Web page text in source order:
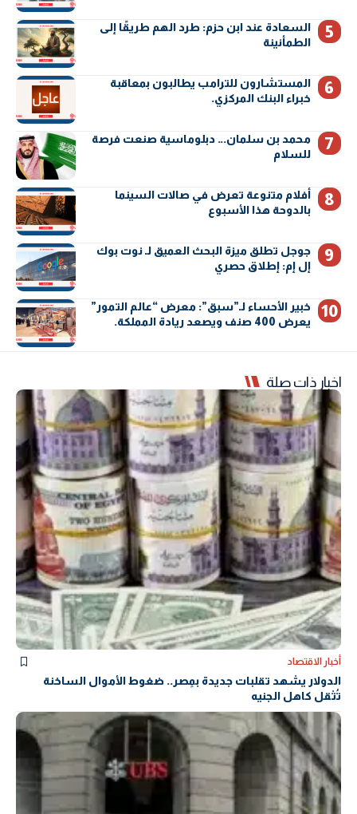
السعادة عند ابن حزم: طرد الهم طريقًا إلى
الطمأنينة
المستشارون للترامب يطالبون بمعاقبة
خبراء البنك المركزي.
محمد بن سلمان… دبلوماسية صنعت فرصة
للسلام
أفلام متنوعة تعرض في صالات السينما
بالدوحة هذا الأسبوع
جوجل تطلق ميزة البحث العميق لـ نوت بوك
إل إم: إطلاق حصري
خبير الأحساء لـ”سبق”: معرض “عالم التمور”
يعرض 400 صنف ويصعد ريادة المملكة.
اخبار ذات صلة
أخبار الاقتصاد
الدولار يشهد تقلبات جديدة بمِصر.. ضغوط الأموال الساخنة
تُثقل كاهل الجنيه